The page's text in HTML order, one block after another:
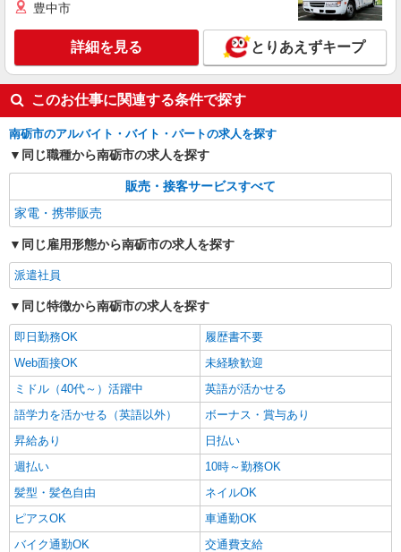
豊中市
詳細を見る とりあえずキープ
このお仕事に関連する条件で探す
南砺市のアルバイト・バイト・パートの求人を探す
同じ職種から南砺市の求人を探す
販売・接客サービスすべて
家電・携帯販売
同じ雇用形態から南砺市の求人を探す
派遣社員
同じ特徴から南砺市の求人を探す
即日勤務OK
履歴書不要
Web面接OK
未経験歓迎
ミドル（40代～）活躍中
英語が活かせる
語学力を活かせる（英語以外）
ボーナス・賞与あり
昇給あり
日払い
週払い
10時～勤務OK
髪型・髪色自由
ネイルOK
ピアスOK
車通勤OK
バイク通勤OK
交通費支給